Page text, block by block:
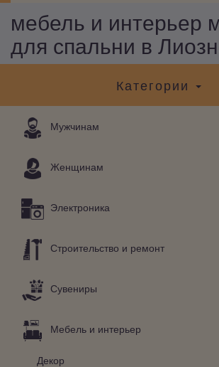
мебель и интерьер
для спальни в
Категории
Мужчинам
Женщинам
Электроника
Строительство и ремонт
Сувениры
Мебель и интерьер
Декор